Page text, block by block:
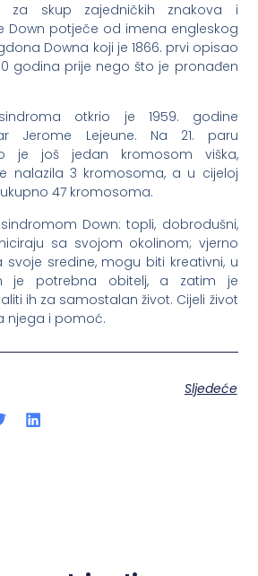
za skup zajedničkih znakova i
Down potječe od imena engleskog
Downa koji je 1866. prvi opisao
godina prije nego što je pronađen
otkrio je 1959. godine
Jerome Lejeune. Na 21. paru
je još jedan kromosom viška,
nalazila 3 kromosoma, a u cijeloj
47 kromosoma.
Down: topli, dobrodušni,
sa svojom okolinom; vjerno
sredine, mogu biti kreativni, u
je potrebna obitelj, a zatim je
ih za samostalan život. Cijeli život
njega i pomoć.
Sljedeće